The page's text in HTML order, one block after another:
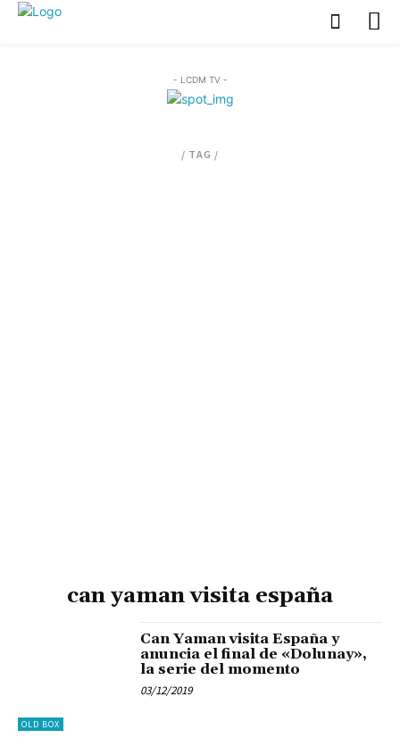
- LCDM TV -
/ TAG /
can yaman visita españa
OLD BOX
Can Yaman visita España y
anuncia el final de «Dolunay»,
la serie del momento
03/12/2019